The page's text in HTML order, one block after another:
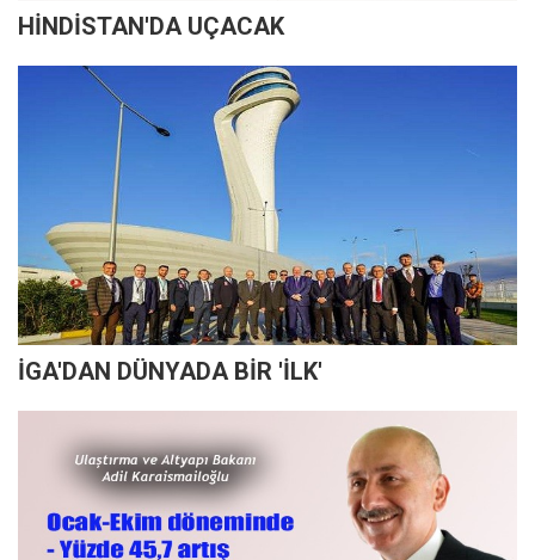
HİNDİSTAN'DA UÇACAK
İGA'DAN DÜNYADA BİR 'İLK'